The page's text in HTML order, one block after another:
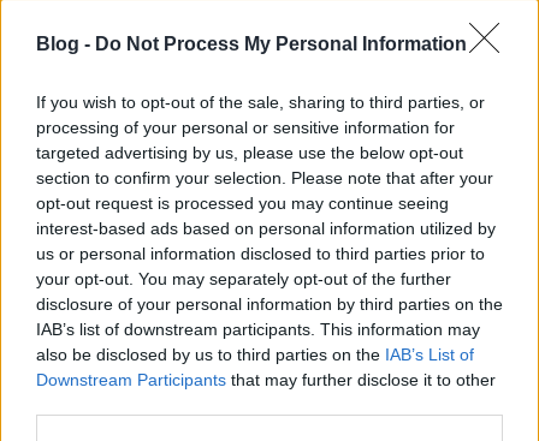
Blog - Do Not Process My Personal Information
If you wish to opt-out of the sale, sharing to third parties, or
processing of your personal or sensitive information for
targeted advertising by us, please use the below opt-out
section to confirm your selection. Please note that after your
opt-out request is processed you may continue seeing
interest-based ads based on personal information utilized by
us or personal information disclosed to third parties prior to
your opt-out. You may separately opt-out of the further
disclosure of your personal information by third parties on the
IAB’s list of downstream participants. This information may
also be disclosed by us to third parties on the IAB’s List of
Downstream Participants that may further disclose it to other
Ha már a történetnél járunk, bármennyire is tetszett
ez a film, meg kell említenem, hogy az események
alakulása sokszor kitalálható, ám ez nem igazán
zavaró, mert aminek ütnie kell, az üt.A baleset és a
kórházi tűz nagyon durvák, nem csak látványilag,
hanem mert annyira átélhetőek, szinte a saját